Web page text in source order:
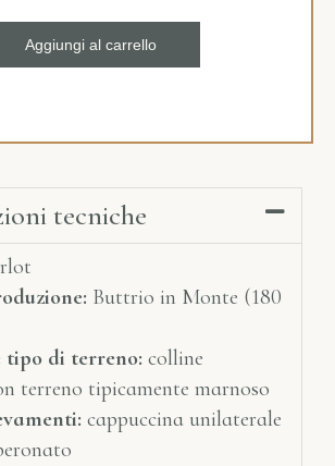
Aggiungi al carrello
tecniche
Buttrio in Monte (180
di terreno: colline
terreno tipicamente marnoso
cappuccina unilaterale